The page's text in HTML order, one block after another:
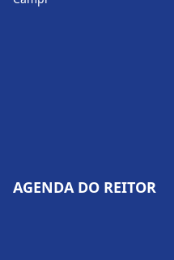
AGENDA DO REITOR